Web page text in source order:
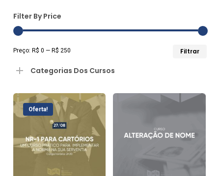
Filter By Price
Filtrar
Preço: R$ 0 — R$ 250
Categorias Dos Cursos
Oferta!